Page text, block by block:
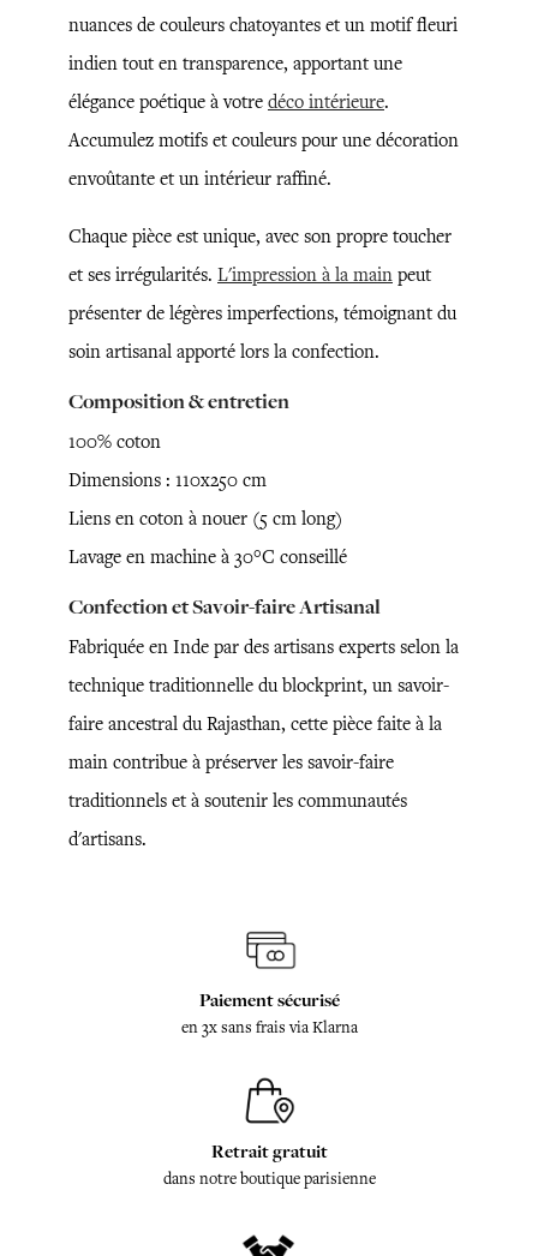
nuances de couleurs chatoyantes et un motif fleuri
indien tout en transparence, apportant une
élégance poétique à votre déco intérieure.
Accumulez motifs et couleurs pour une décoration
envoûtante et un intérieur raffiné.
Chaque pièce est unique, avec son propre toucher
et ses irrégularités. L'impression à la main peut
présenter de légères imperfections, témoignant du
soin artisanal apporté lors la confection.
Composition & entretien
100% coton
Dimensions : 110x250 cm
Liens en coton à nouer (5 cm long)
Lavage en machine à 30°C conseillé
Confection et Savoir-faire Artisanal
Fabriquée en Inde par des artisans experts selon la
technique traditionnelle du blockprint, un savoir-
faire ancestral du Rajasthan, cette pièce faite à la
main contribue à préserver les savoir-faire
traditionnels et à soutenir les communautés
d'artisans.
Paiement sécurisé
en 3x sans frais via Klarna
Retrait gratuit
dans notre boutique parisienne